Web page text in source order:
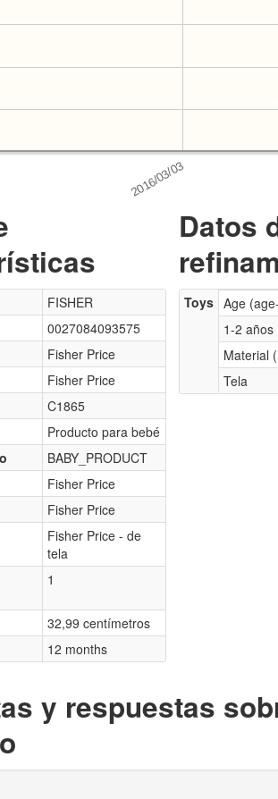
FISHER
0027084093575
Fisher Price
Fisher Price
C1865
Producto para bebé
BABY_PRODUCT
Fisher Price
Fisher Price
Fisher Price - de
tela
1
32,99 centímetros
12 months
Datos
Toys Age
1-2 años
Material
Tela
y respuestas